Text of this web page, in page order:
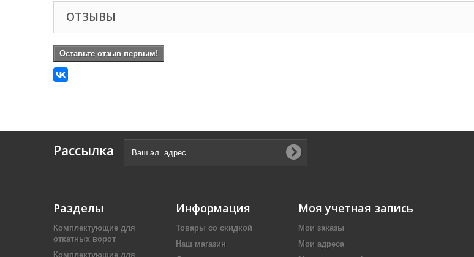
ОТЗЫВЫ
Оставьте отзыв первым!
Рассылка
Разделы
Комплектующие для
откатных ворот
Комплектующие для
Информация
Товары со скидкой
Наш магазин
Моя учетная запись
Мои заказы
Мои адреса